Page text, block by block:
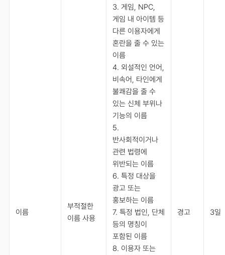
이름
부적절한
이름 사용
3. 게임, NPC,
게임 내 아이템 등
다른 이용자에게
혼란을 줄 수 있는
이름
4. 외설적인 언어,
비속어, 타인에게
불쾌감을 줄 수
있는 신체 부위나
기능의 이름
5.
반사회적이거나
관련 법령에
위반되는 이름
6. 특정 대상을
광고 또는
홍보하는 이름
7. 특정 법인, 단체
등의 명칭이
포함된 이름
8. 이용자 또는
경고 3일